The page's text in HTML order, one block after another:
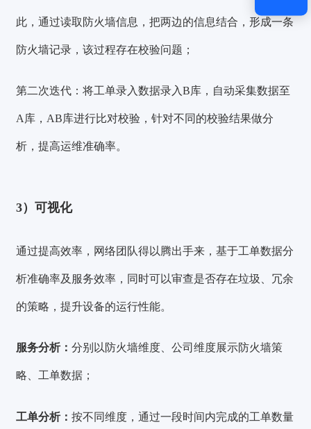
此，通过读取防火墙信息，把两边的信息结合，形成一条
防火墙记录，该过程存在校验问题；
第二次迭代：将工单录入数据录入B库，自动采集数据至
A库，AB库进行比对校验，针对不同的校验结果做分
析，提高运维准确率。
3）可视化
通过提高效率，网络团队得以腾出手来，基于工单数据分
析准确率及服务效率，同时可以审查是否存在垃圾、冗余
的策略，提升设备的运行性能。
服务分析：分别以防火墙维度、公司维度展示防火墙策
略、工单数据；
工单分析：按不同维度，通过一段时间内完成的工单数量